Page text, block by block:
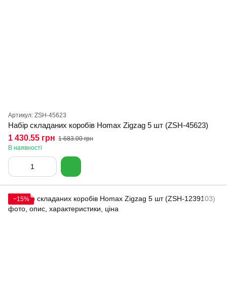
Артикул: ZSH-45623
Набір складаних коробів Homax Zigzag 5 шт (ZSH-45623)
1 430.55 грн 1 683.00 грн
В наявності
−15%